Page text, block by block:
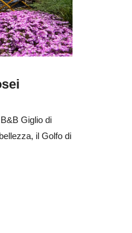
Giglio di
il Golfo di